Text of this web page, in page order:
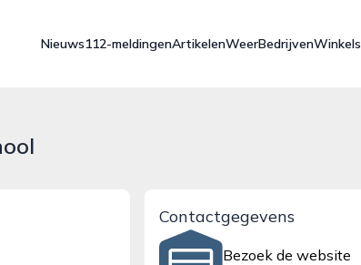
Nieuws112-meldingenArtikelenWeerBedrijvenWinkels
Contactgegevens
Bezoek de website